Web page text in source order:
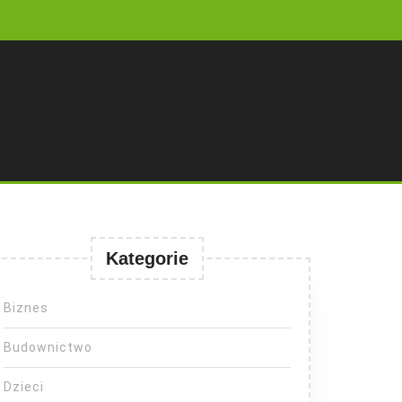
Kategorie
Biznes
Budownictwo
Dzieci